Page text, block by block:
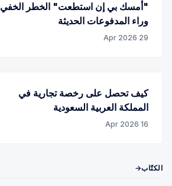
"أمسك بي إن استطعت" الخطر الخفي
وراء المدفوعات الحديثة
29 Apr 2026
كيف تحصل على رخصة تجارية في
المملكة العربية السعودية
16 Apr 2026
الكتّاب→